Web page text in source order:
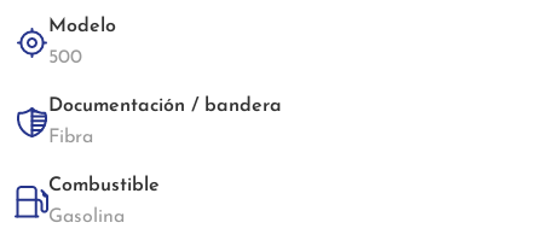
Modelo
500
Documentación / bandera
Fibra
Combustible
Gasolina